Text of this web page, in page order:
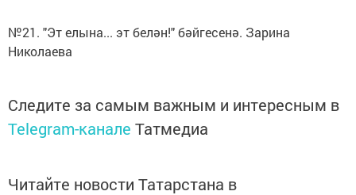
№21. "Эт елына... эт белән!" бәйгесенә. Зарина
Николаева
Следите за самым важным и интересным в
Telegram-канале Татмедиа
Читайте новости Татарстана в